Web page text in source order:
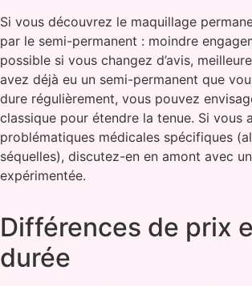
Si vous découvrez le maquillage
par le semi-permanent : moindre
possible si vous changez d’avis,
avez déjà eu un semi-permanent que
dure régulièrement, vous pouvez
classique pour étendre la tenue. Si vous
problématiques médicales spécifiques
séquelles), discutez-en en amont avec
expérimentée.
Différences de prix
durée